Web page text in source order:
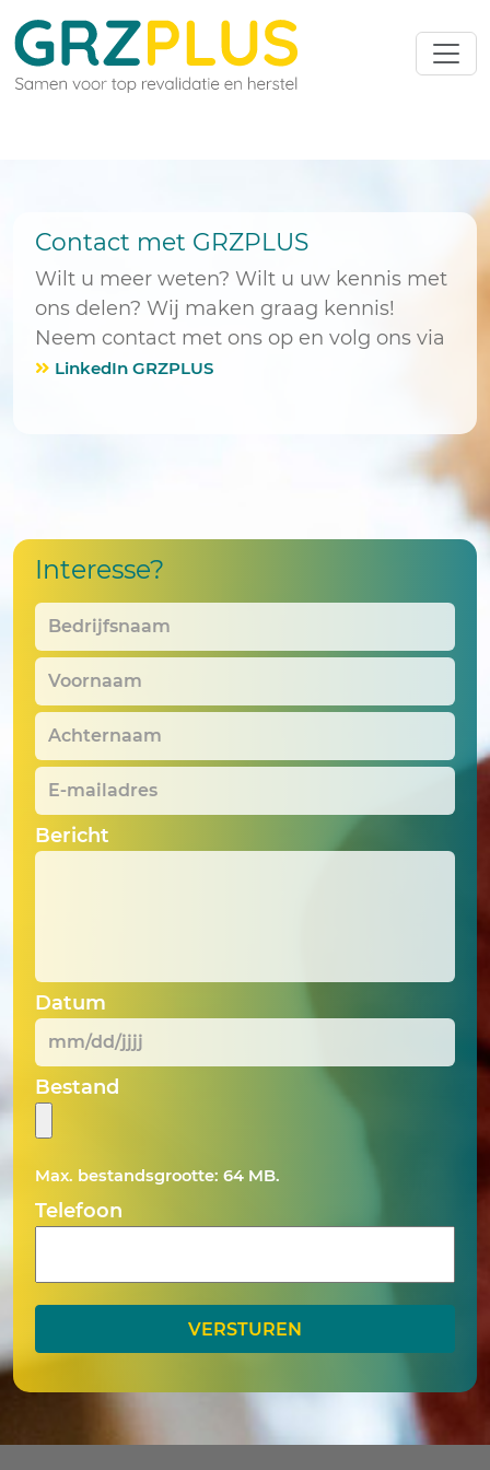
Contact met GRZPLUS
Wilt u meer weten? Wilt u uw kennis met
ons delen? Wij maken graag kennis!
Neem contact met ons op en volg ons via
LinkedIn GRZPLUS
Interesse?
Bedrijfsnaam
Voornaam
Achternaam
E-
mailadres *
Bericht
Datum
MM
slash
DD
slash
JJJJ
Bestand
Max. bestandsgrootte: 64 MB.
Telefoon